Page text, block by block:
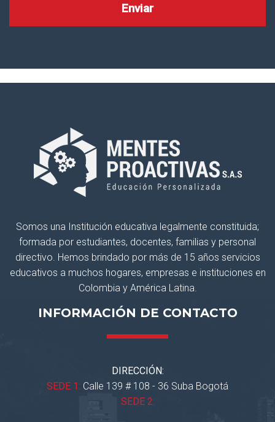
Somos una Institución educativa legalmente constituida;
formada por estudiantes, docentes, familias y personal
directivo. Hemos brindado por más de 15 años servicios
educativos a muchos hogares, empresas e instituciones en
Colombia y América Latina.
INFORMACIÓN DE CONTACTO
DIRECCIÓN:
SEDE 1: Calle 139 # 108 - 36 Suba Bogotá
SEDE 2: